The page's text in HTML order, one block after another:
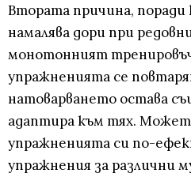
Втората причина,
намалява дори при
монотонният
упражненията се
натоварването остава
адаптира към тях.
упражненията си по-
упражнения за различни